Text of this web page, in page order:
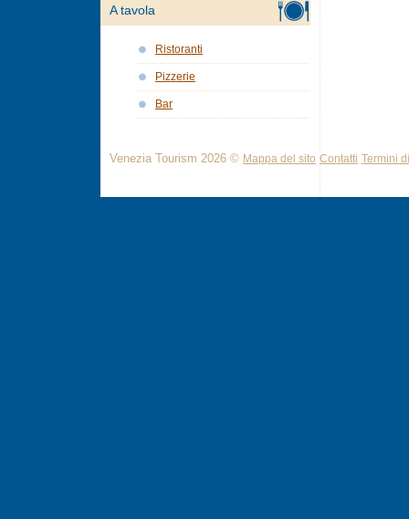
A tavola
Ristoranti
Pizzerie
Bar
Venezia Tourism 2026 © Mappa del sito Contatti Termini